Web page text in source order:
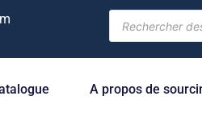
A propos de